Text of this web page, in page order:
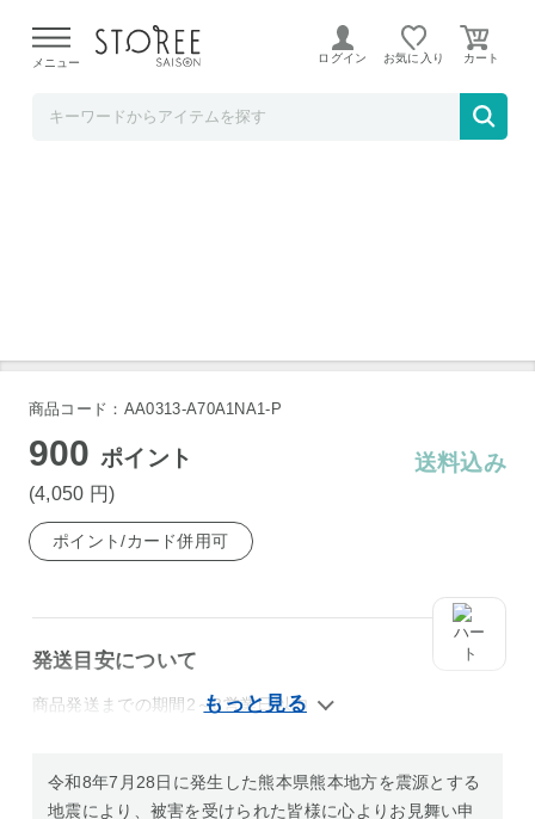
よる配送遅延が発生しております。
メニュー ログイン お気に入り
Anker Smart Pouch
商品コード：AA0313-A70A1NA1-P
900ポイント
(4,050 円)
送料込み
ポイント/カード併用可
発送目安について
商品発送までの期間2～3営業日以内
令和8年7月28日に発生した熊本県熊本地方を震源とする
地震により、被害を受けられた皆様に心よりお見舞い申